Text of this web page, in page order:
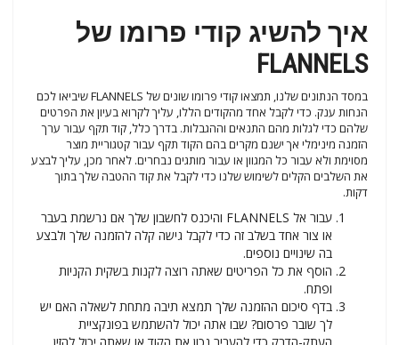
איך להשיג קודי פרומו של
FLANNELS
במסד הנתונים שלנו, תמצאו קודי פרומו שונים של FLANNELS שיביאו לכם
הנחות ענק. כדי לקבל אחד מהקודים הללו, עליך לקרוא בעיון את הפרטים
שלהם כדי לגלות מהם התנאים וההגבלות. בדרך כלל, קוד תקף עבור ערך
הזמנה מינימלי אך ישנם מקרים בהם הקוד תקף עבור קטגוריית מוצר
מסוימת ולא עבור כל המגוון או עבור מותגים נבחרים. לאחר מכן, עליך לבצע
את השלבים הקלים לשימוש שלנו כדי לקבל את קוד ההטבה שלך בתוך
דקות.
עבור אל FLANNELS והיכנס לחשבון שלך אם נרשמת בעבר
או צור אחד בשלב זה כדי לקבל גישה קלה להזמנה שלך ולבצע
בה שינויים נוספים.
הוסף את כל הפריטים שאתה רוצה לקנות בשקית הקניות
ופתח.
בדף סיכום ההזמנה שלך תמצא תיבה מתחת לשאלה האם יש
לך שובר פרסום? שבו אתה יכול להשתמש בפונקציית
העתק-הדבק כדי להעביר נכון את הקוד או שאתה יכול להזין